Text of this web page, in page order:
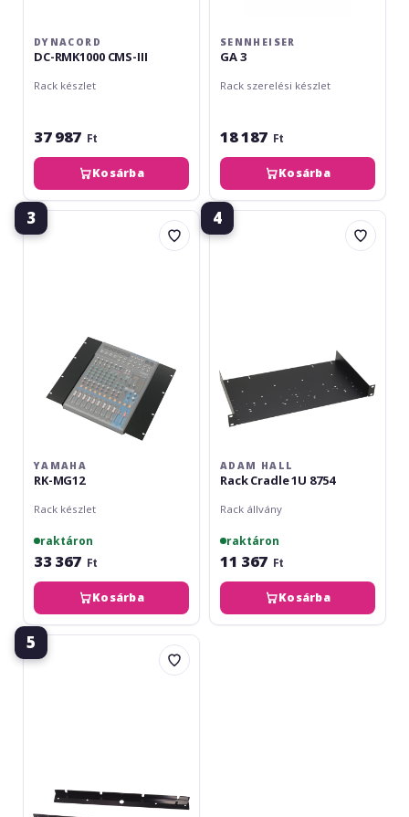
DYNACORD
DC-RMK1000 CMS-III
Rack készlet
37 987 Ft
Kosárba
SENNHEISER
GA 3
Rack szerelési készlet
18 187 Ft
Kosárba
3
Yamaha
RK-
YAMAHA
RK-MG12
Rack készlet
raktáron
33 367 Ft
Kosárba
4
Adam
Hall
ADAM HALL
Rack Cradle 1U 8754
Rack állvány
raktáron
11 367 Ft
Kosárba
5
Yamaha
RK5014